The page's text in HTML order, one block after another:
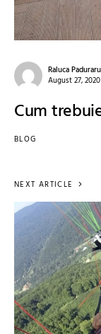
Raluca Paduraru
August 27, 2020
Cum
BLOG
NEXT ARTICLE